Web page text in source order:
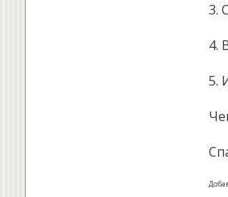
3.
4.
5.